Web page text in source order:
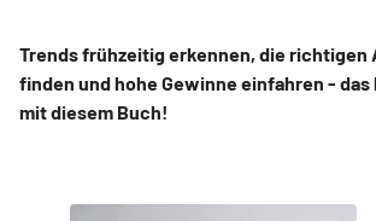
Trends frühzeitig erkennen, die richtigen
finden und hohe Gewinne einfahren - das
mit diesem Buch!